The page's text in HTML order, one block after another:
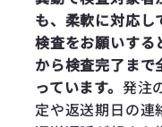
も、柔軟に対応し
検査をお願いする
から検査完了まで
っています。 発注
定や返送期日の連